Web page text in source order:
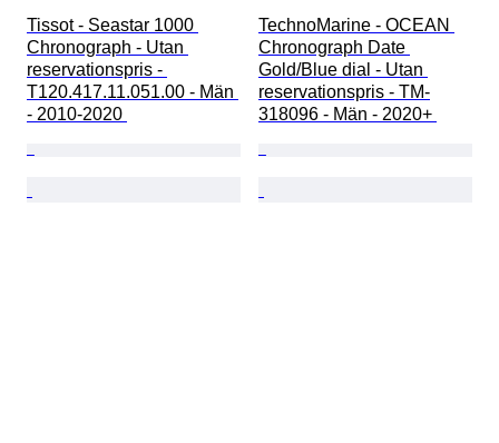
Tissot - Seastar 1000
Chronograph - Utan
reservationspris -
T120.417.11.051.00 - Män
- 2010-2020
TechnoMarine - OCEAN
Chronograph Date
Gold/Blue dial - Utan
reservationspris - TM-
318096 - Män - 2020+